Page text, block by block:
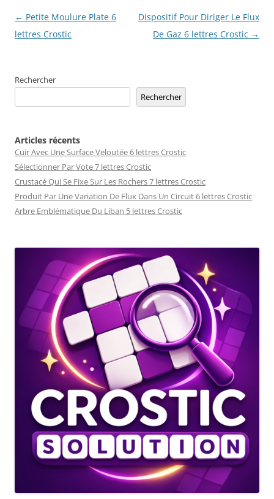
Navigation
des
← Petite Moulure Plate 6
lettres Crostic
Dispositif Pour Diriger Le Flux
De Gaz 6 lettres Crostic →
Rechercher
Rechercher
Articles récents
Cuir Avec Une Surface Veloutée 6 lettres Crostic
Sélectionner Par Vote 7 lettres Crostic
Crustacé Qui Se Fixe Sur Les Rochers 7 lettres Crostic
Produit Par Une Variation De Flux Dans Un Circuit 6 lettres Crostic
Arbre Emblématique Du Liban 5 lettres Crostic